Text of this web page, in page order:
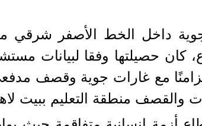
10 غارات جوية داخل الخط
مع غارات جوية وقصف
والقصف منطقة التعليم ببيت